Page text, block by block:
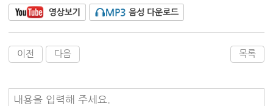
이전 다음 목록
내용을 입력해 주세요.